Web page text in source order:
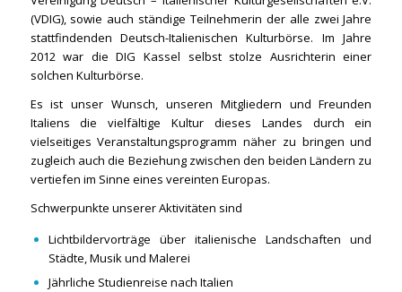
(VDIG), sowie auch ständige Teilnehmerin der alle zwei Jahre
stattfindenden Deutsch-Italienischen Kulturbörse. Im Jahre
2012 war die DIG Kassel selbst stolze Ausrichterin einer
solchen Kulturbörse.
Es ist unser Wunsch, unseren Mitgliedern und Freunden
Italiens die vielfältige Kultur dieses Landes durch ein
vielseitiges Veranstaltungsprogramm näher zu bringen und
zugleich auch die Beziehung zwischen den beiden Ländern zu
vertiefen im Sinne eines vereinten Europas.
Schwerpunkte unserer Aktivitäten sind
Lichtbildervorträge über italienische Landschaften und
Städte, Musik und Malerei
Jährliche Studienreise nach Italien